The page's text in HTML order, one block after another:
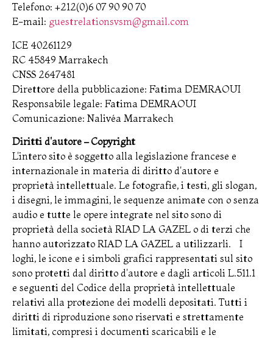
Telefono: +212(0)6 07 90 90 70
E-mail: guestrelationsvsm@gmail.com
ICE 40261129
RC 45849 Marrakech
CNSS 2647481
Direttore della pubblicazione: Fatima DEMRAOUI
Responsabile legale: Fatima DEMRAOUI
Comunicazione: Nalivéa Marrakech
Diritti d'autore – Copyright
L'intero sito è soggetto alla legislazione francese e
internazionale in materia di diritto d'autore e
proprietà intellettuale. Le fotografie, i testi, gli slogan,
i disegni, le immagini, le sequenze animate con o senza
audio e tutte le opere integrate nel sito sono di
proprietà della società RIAD LA GAZEL o di terzi che
hanno autorizzato RIAD LA GAZEL a utilizzarli. I
loghi, le icone e i simboli grafici rappresentati sul sito
sono protetti dal diritto d'autore e dagli articoli L.511.1
e seguenti del Codice della proprietà intellettuale
relativi alla protezione dei modelli depositati. Tutti i
diritti di riproduzione sono riservati e strettamente
limitati, compresi i documenti scaricabili e le